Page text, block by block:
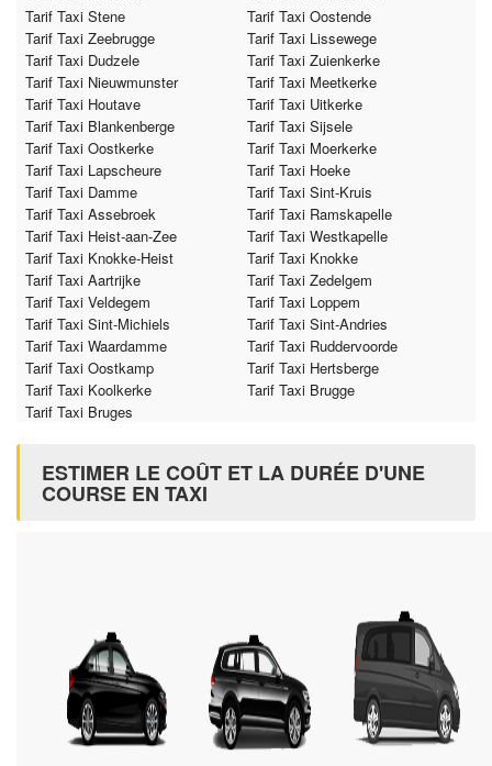
Tarif Taxi Stene
Tarif Taxi Oostende
Tarif Taxi Zeebrugge
Tarif Taxi Lissewege
Tarif Taxi Dudzele
Tarif Taxi Zuienkerke
Tarif Taxi Nieuwmunster
Tarif Taxi Meetkerke
Tarif Taxi Houtave
Tarif Taxi Uitkerke
Tarif Taxi Blankenberge
Tarif Taxi Sijsele
Tarif Taxi Oostkerke
Tarif Taxi Moerkerke
Tarif Taxi Lapscheure
Tarif Taxi Hoeke
Tarif Taxi Damme
Tarif Taxi Sint-Kruis
Tarif Taxi Assebroek
Tarif Taxi Ramskapelle
Tarif Taxi Heist-aan-Zee
Tarif Taxi Westkapelle
Tarif Taxi Knokke-Heist
Tarif Taxi Knokke
Tarif Taxi Aartrijke
Tarif Taxi Zedelgem
Tarif Taxi Veldegem
Tarif Taxi Loppem
Tarif Taxi Sint-Michiels
Tarif Taxi Sint-Andries
Tarif Taxi Waardamme
Tarif Taxi Ruddervoorde
Tarif Taxi Oostkamp
Tarif Taxi Hertsberge
Tarif Taxi Koolkerke
Tarif Taxi Brugge
Tarif Taxi Bruges
ESTIMER LE COÛT ET LA DURÉE D'UNE
COURSE EN TAXI